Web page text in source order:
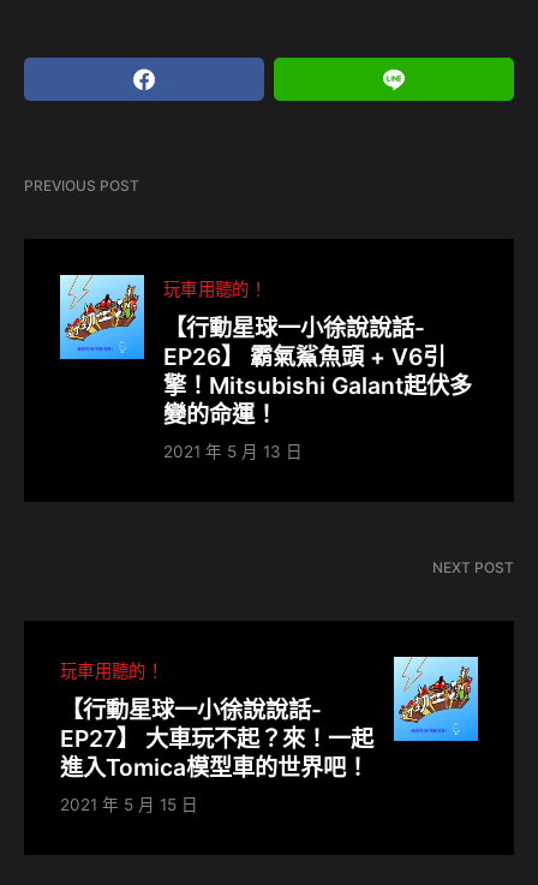
PREVIOUS POST
玩車用聽的！
【行動星球⼀小徐說說話-
EP26】 霸氣鯊魚頭 + V6引
擎！Mitsubishi Galant起伏多
變的命運！
2021 年 5 月 13 日
NEXT POST
玩車用聽的！
【行動星球⼀小徐說說話-
EP27】 大車玩不起？來！一起
進入Tomica模型車的世界吧！
2021 年 5 月 15 日